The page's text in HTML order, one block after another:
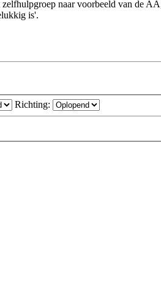
naar voorbeeld van de
is'.
Richting: